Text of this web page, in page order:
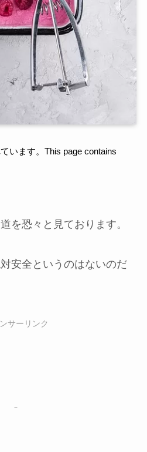
います。This page contains
を恐々と見ております。
安全というのはないのだ
サーリンク